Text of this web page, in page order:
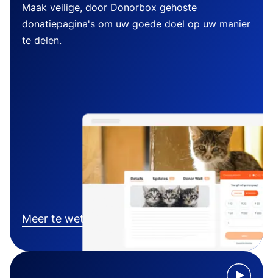
Maak veilige, door Donorbox gehoste
donatiepagina's om uw goede doel op uw manier
te delen.
Meer te weten komen